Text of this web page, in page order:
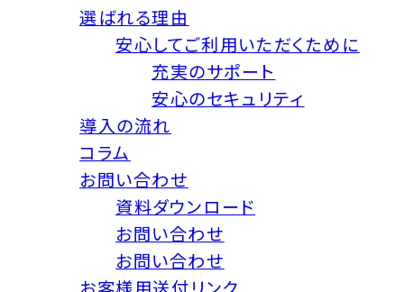
選ばれる理由
安心してご利用いただくために
充実のサポート
安心のセキュリティ
導入の流れ
コラム
お問い合わせ
資料ダウンロード
お問い合わせ
お問い合わせ